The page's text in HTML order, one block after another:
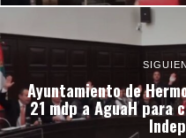
Ayuntamiento de
21 mdp a AguaH para